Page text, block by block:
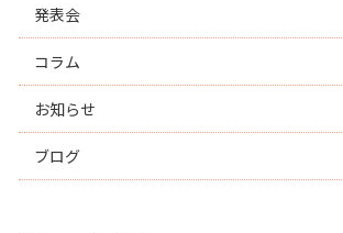
発表会
コラム
お知らせ
ブログ